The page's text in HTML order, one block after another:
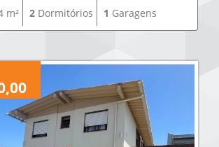
m² 2 Dormitórios 1 Garagens